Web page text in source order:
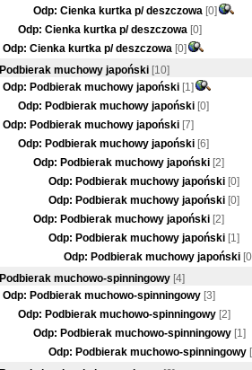
Odp: Cienka kurtka p/ deszczowa [0]
Odp: Cienka kurtka p/ deszczowa [0]
Odp: Cienka kurtka p/ deszczowa [0]
Podbierak muchowy japoński [10]
Odp: Podbierak muchowy japoński [1]
Odp: Podbierak muchowy japoński [0]
Odp: Podbierak muchowy japoński [7]
Odp: Podbierak muchowy japoński [6]
Odp: Podbierak muchowy japoński [2]
Odp: Podbierak muchowy japoński [0]
Odp: Podbierak muchowy japoński [0]
Odp: Podbierak muchowy japoński [2]
Odp: Podbierak muchowy japoński [1]
Odp: Podbierak muchowy japoński
Podbierak muchowo-spinningowy [4]
Odp: Podbierak muchowo-spinningowy [3]
Odp: Podbierak muchowo-spinningowy [2]
Odp: Podbierak muchowo-spinningowy [1]
Odp: Podbierak muchowo-spinningowy